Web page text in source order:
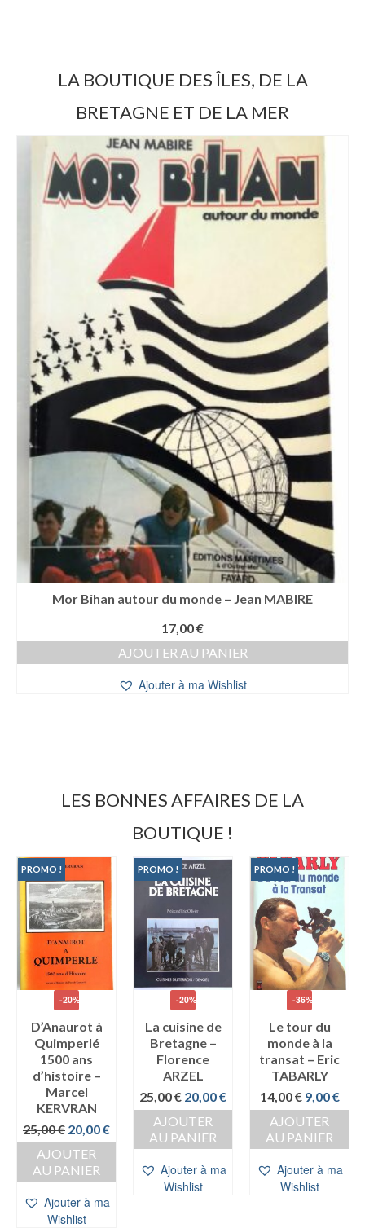
LA BOUTIQUE DES ÎLES, DE LA
BRETAGNE ET DE LA MER
Mor Bihan autour du monde – Jean MABIRE
17,00€
AJOUTER AU PANIER
Ajouter à ma Wishlist
LES BONNES AFFAIRES DE LA
BOUTIQUE !
€.
PROMO !
-20%
D’Anaurot à
Quimperlé
1500 ans
d’histoire –
Marcel
KERVRAN
25,00€ Le
prix
initial
était :
20,00€Le
prix
AJOUTER
AU PANIER
Ajouter à ma
Wishlist
PROMO !
-20%
La cuisine de
Bretagne –
Florence
ARZEL
25,00€ Le
prix
initial
était :
20,00€Le
prix
AJOUTER
AU PANIER
Ajouter à ma
Wishlist
PROMO !
-36%
Le tour du
monde à la
transat – Eric
TABARLY
14,00€ Le
prix
initial
était :
9,00€Le
prix
AJOUTER
AU PANIER
Ajouter à ma
Wishlist